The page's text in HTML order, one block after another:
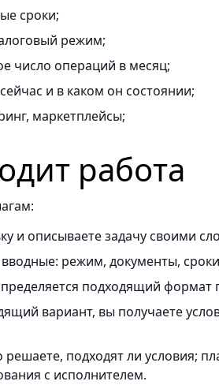
сроки;
режим;
число операций в месяц;
и в каком он состоянии;
маркетплейсы;
работа
и описываете задачу своими
режим, документы,
подходящий формат
вариант, вы получаете
подходят ли условия;
с исполнителем.